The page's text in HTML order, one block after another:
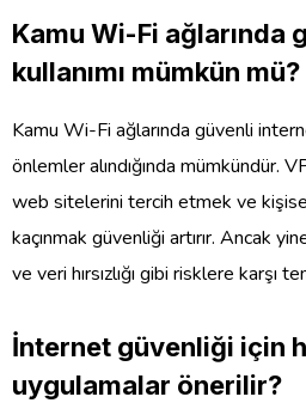
Kamu Wi-Fi ağlarında
kullanımı mümkün mü?
Kamu Wi-Fi ağlarında güvenli
önlemler alındığında mümkündür.
web sitelerini tercih etmek ve
kaçınmak güvenliği artırır. Ancak
ve veri hırsızlığı gibi risklere karşı
İnternet güvenliği için
uygulamalar önerilir?